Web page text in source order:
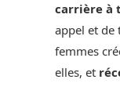
carrière à
appel et de
femmes
elles, et